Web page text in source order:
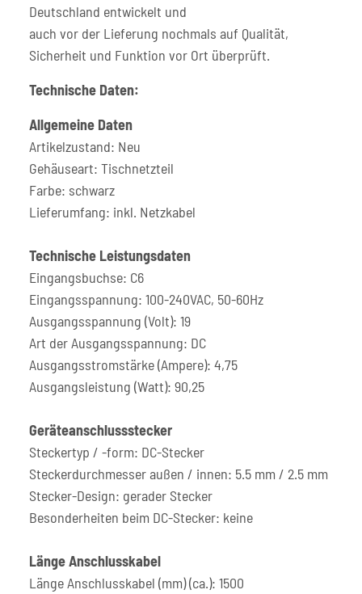
Deutschland entwickelt und
auch vor der Lieferung nochmals auf Qualität,
Sicherheit und Funktion vor Ort überprüft.
Technische Daten:
Allgemeine Daten
Artikelzustand: Neu
Gehäuseart: Tischnetzteil
Farbe: schwarz
Lieferumfang: inkl. Netzkabel
Technische Leistungsdaten
Eingangsbuchse: C6
Eingangsspannung: 100-240VAC, 50-60Hz
Ausgangsspannung (Volt): 19
Art der Ausgangsspannung: DC
Ausgangsstromstärke (Ampere): 4,75
Ausgangsleistung (Watt): 90,25
Geräteanschlussstecker
Steckertyp / -form: DC-Stecker
Steckerdurchmesser außen / innen: 5.5 mm / 2.5 mm
Stecker-Design: gerader Stecker
Besonderheiten beim DC-Stecker: keine
Länge Anschlusskabel
Länge Anschlusskabel (mm) (ca.): 1500